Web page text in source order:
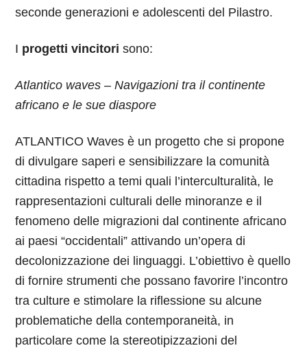
seconde generazioni e adolescenti del Pilastro.
I progetti vincitori sono:
Atlantico waves – Navigazioni tra il continente
africano e le sue diaspore
ATLANTICO Waves è un progetto che si propone
di divulgare saperi e sensibilizzare la comunità
cittadina rispetto a temi quali l’interculturalità, le
rappresentazioni culturali delle minoranze e il
fenomeno delle migrazioni dal continente africano
ai paesi “occidentali” attivando un’opera di
decolonizzazione dei linguaggi. L’obiettivo è quello
di fornire strumenti che possano favorire l’incontro
tra culture e stimolare la riflessione su alcune
problematiche della contemporaneità, in
particolare come la stereotipizzazioni del